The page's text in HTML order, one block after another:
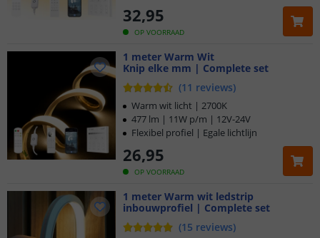
OP VOORRAAD
32,95
1 meter Warm Wit
Knip elke mm | Complete set
(11 reviews)
OP VOORRAAD
26,95
Warm wit licht | 2700K
477 lm | 11W p/m | 12V-24V
Flexibel profiel | Egale lichtlijn
1 meter Warm wit ledstrip
inbouwprofiel | Complete set
(15 reviews)